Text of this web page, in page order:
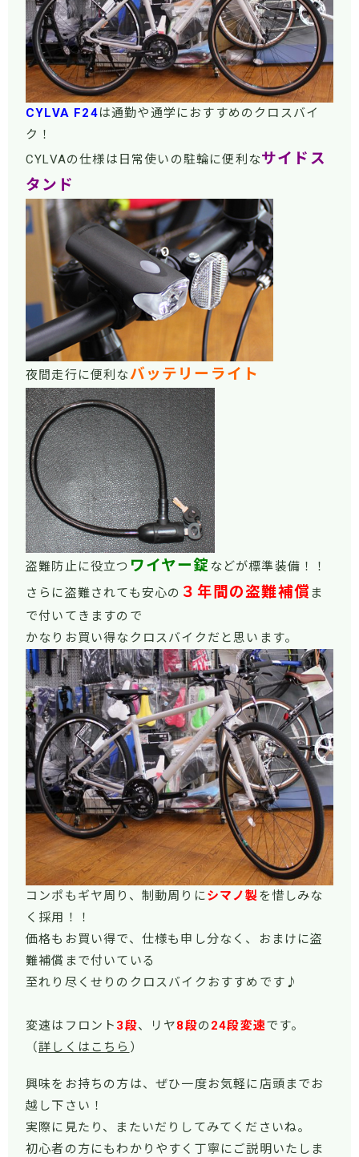
CYLVA F24は通勤や通学におすすめのクロスバイ
ク！
CYLVAの仕様は日常使いの駐輪に便利なサイドス
タンド
夜間走行に便利なバッテリーライト
盗難防止に役立つ ワイヤー錠 などが標準装備！！
さらに盗難されても安心の ３年間の盗難補償 ま
で付いてきますので
かなりお買い得なクロスバイクだと思います。
コンポもギヤ周り、制動周りにシマノ製を惜しみな
く採用！！
価格もお買い得で、仕様も申し分なく、おまけに盗
難補償まで付いている
至れり尽くせりのクロスバイクおすすめです♪
変速はフロント 3段、リヤ8段の 24段変速です。
（詳しくはこちら ）
興味をお持ちの方は、ぜひ一度お気軽に店頭までお
越し下さい！
実際に見たり、またいだりしてみてくださいね。
初心者の方にもわかりやすく丁寧にご説明いたしま